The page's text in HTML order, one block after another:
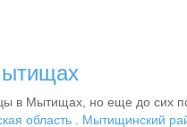
в Мытищах, но еще до сих
область Мытищинский